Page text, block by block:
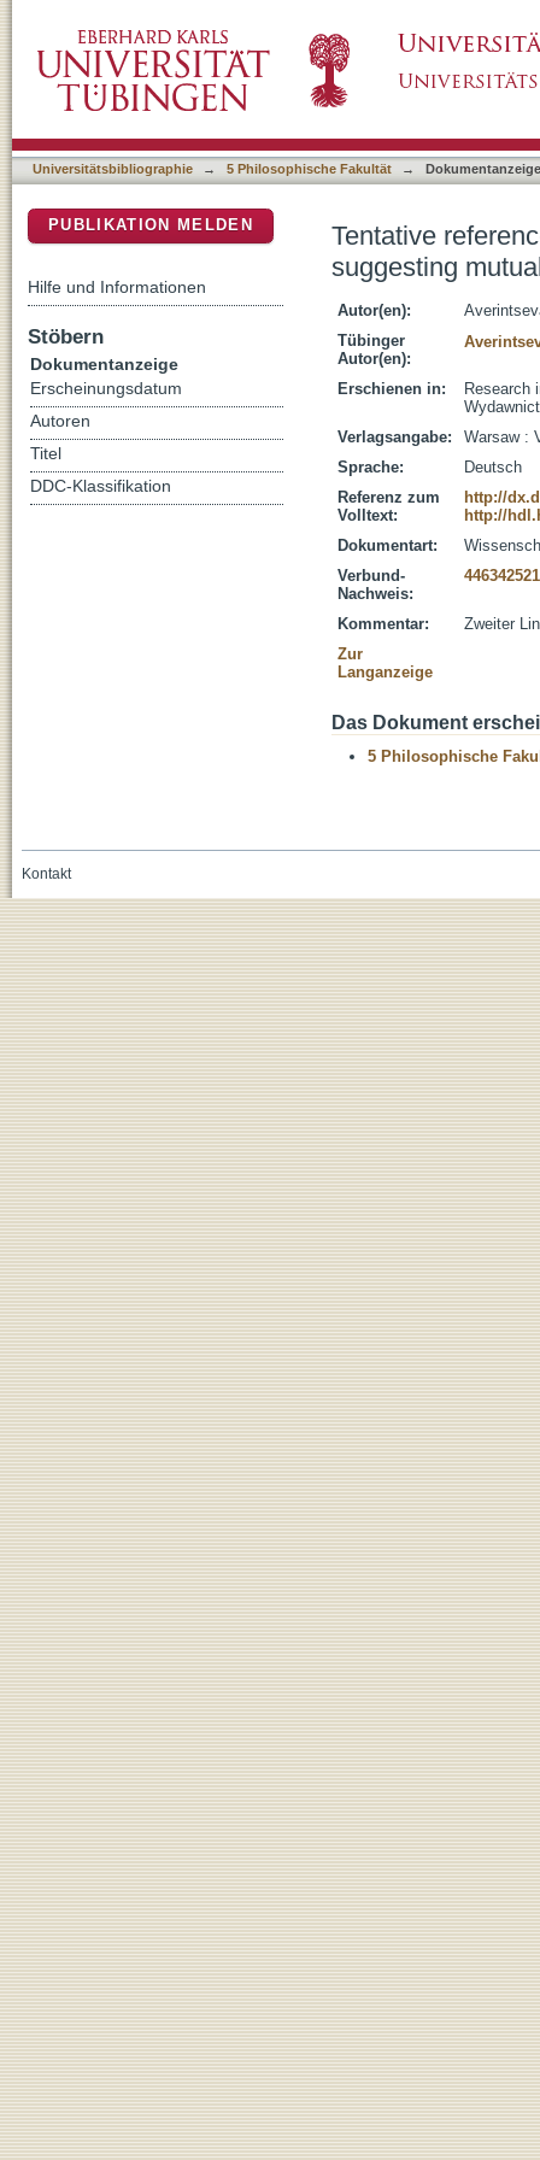
- or overriding a lack of it
Universitätsbibliographie → 5 Philosophische Fakultät → Dokumentanzeige
Tentative
suggesting
Autor(en):
Tübinger
Autor(en):
Erschienen in:
Research
Verlagsangabe:
Warsaw :
Sprache:
Deutsch
Referenz zum
Volltext:
http://
http://
Dokumentart:
Verbund-
Nachweis:
446342521
Kommentar:
Zweiter
Zur
Langanzeige
Das Dokument
5 Philosophische
PUBLIKATION MELDEN
Hilfe und Informationen
Stöbern
Dokumentanzeige
Erscheinungsdatum
Autoren
Titel
DDC-Klassifikation
Kontakt